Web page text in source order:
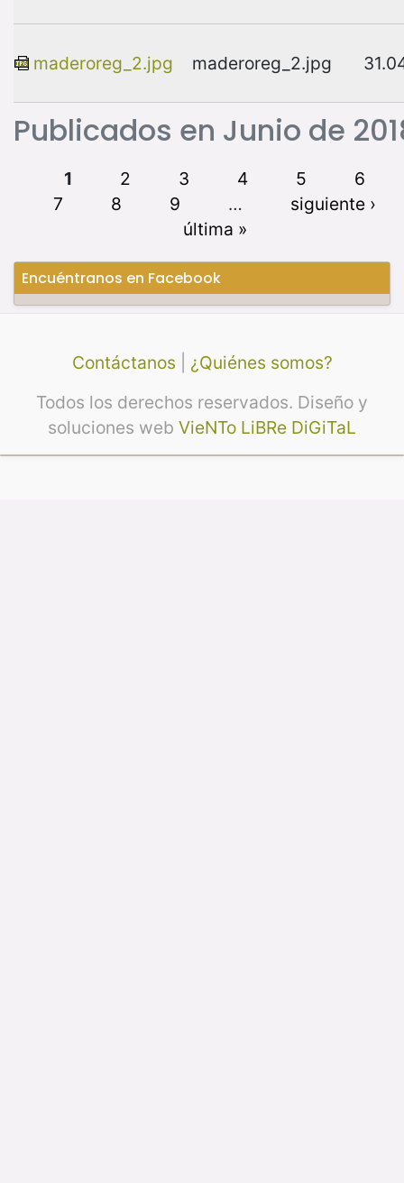
Publicados en Junio de
maderoreg_2.jpg maderoreg_2.jpg
1 2 3 4 5
6
7
8 9 …
siguiente ›
última »
Encuéntranos en Facebook
Contáctanos
¿Quiénes somos?
Todos los derechos reservados. Diseño y
soluciones web VieNTo LiBRe DiGiTaL